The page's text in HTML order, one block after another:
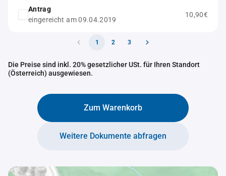
Antrag
eingereicht am 09.04.2019
10,90€
1 2 3
Die Preise sind inkl. 20% gesetzlicher USt. für Ihren Standort
(Österreich) ausgewiesen.
Zum Warenkorb
Weitere Dokumente abfragen